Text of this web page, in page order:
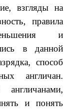
взгляды на
правила
и
в данной
способ
англичан.
и понять